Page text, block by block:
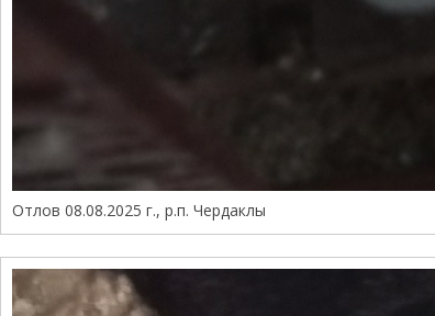
Отлов 08.08.2025 г., р.п. Чердаклы